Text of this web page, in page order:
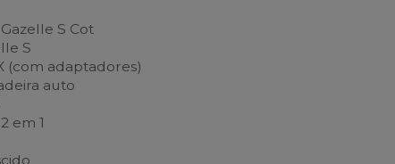
S Cot
S
(com adaptadores)
auto
em 1